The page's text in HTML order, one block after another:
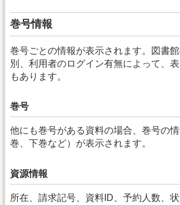
巻号情報
巻号ごとの情報が表示されます。図書
別、利用者のログイン有無によって、
もあります。
巻号
他にも巻号がある資料の場合、巻号の
巻、下巻など）が表示されます。
資源情報
所在、請求記号、資料ID、予約人数、